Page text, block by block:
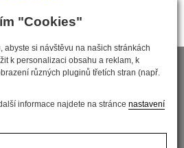
"Cookies"
abyste si návštěvu na našich stránkách
k personalizaci obsahu a reklam, k
různých pluginů třetích stran (např.
informace najdete na stránce nastavení